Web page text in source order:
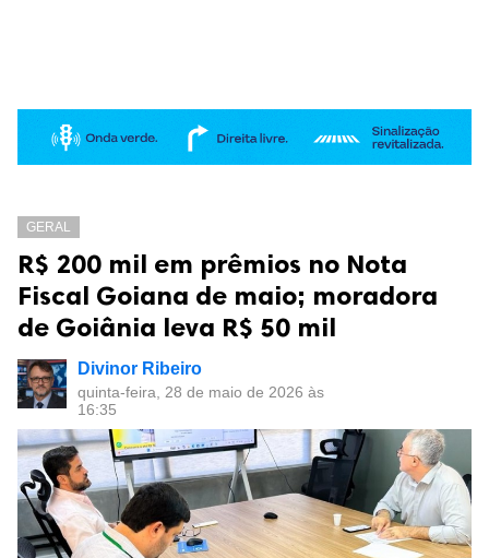
GERAL
R$ 200 mil em prêmios no Nota
Fiscal Goiana de maio; moradora
de Goiânia leva R$ 50 mil
Divinor Ribeiro
quinta-feira, 28 de maio de 2026 às
16:35